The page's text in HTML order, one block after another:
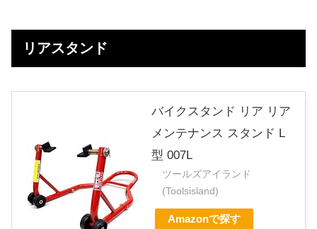
リアスタンド
バイクスタンド リア リア
メンテナンス スタンド L
型 007L
ツールズアイランド
(Toolsisland)
Amazonで探す